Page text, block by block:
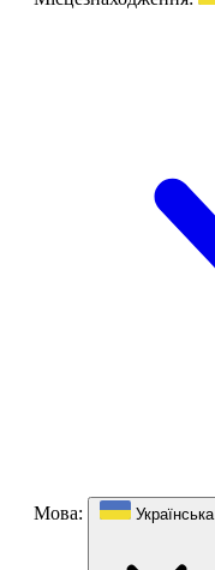
Мова: Українська